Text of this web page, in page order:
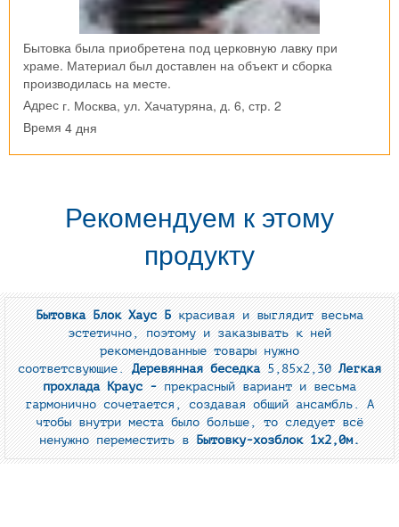
Бытовка была приобретена под церковную лавку при
храме. Материал был доставлен на объект и сборка
производилась на месте.
Адрес г. Москва, ул. Хачатуряна, д. 6, стр. 2
Время 4 дня
Рекомендуем к этому
продукту
Бытовка Блок Хаус Бкрасивая и выглядит весьма
эстетично, поэтому и заказывать к ней
рекомендованные товары нужно
соответсвующие.Деревянная беседка5,85х2,30Легкая
прохлада Краус -прекрасный вариант и весьма
гармонично сочетается, создавая общий ансамбль. А
чтобы внутри места было больше, то следует всё
ненужно переместить вБытовку-хозблок 1х2,0м.